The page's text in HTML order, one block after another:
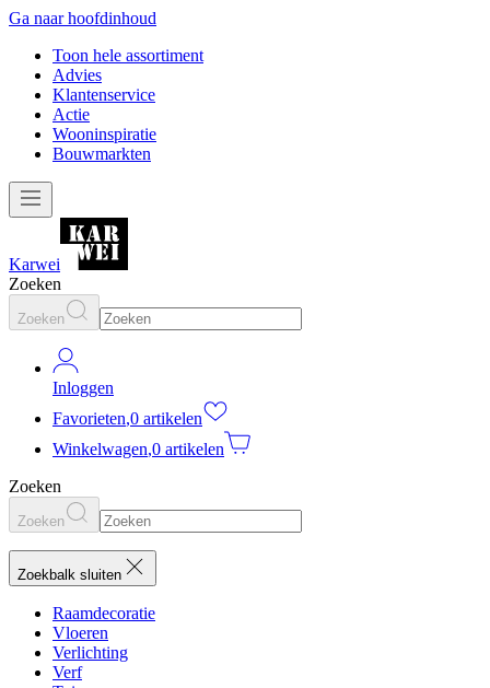
Ga naar hoofdinhoud
Toon hele assortiment
Advies
Klantenservice
Actie
Wooninspiratie
Bouwmarkten
Karwei
Zoeken
Zoeken
Inloggen
Favorieten,0 artikelen
Winkelwagen,0 artikelen
Zoeken
Zoeken
Zoekbalk sluiten
Raamdecoratie
Vloeren
Verlichting
Verf